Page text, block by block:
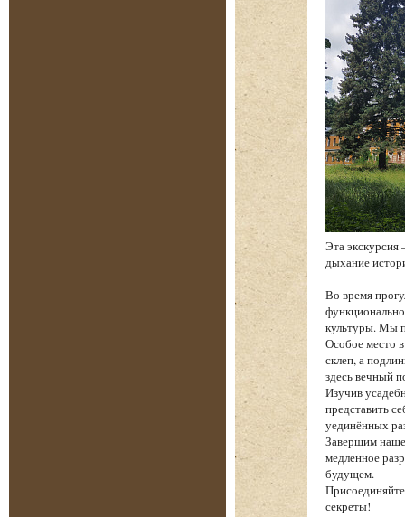
Эта экскурсия
дыхание
Во время
культуры. Мы
Особое место
склеп, а
здесь вечный
Изучив
представить
уединённых
Завершим
медленное
будущем.
секреты!